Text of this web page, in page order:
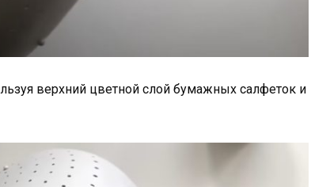
верхний цветной слой бумажных салфеток и